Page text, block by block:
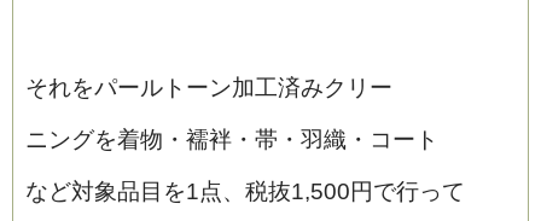
それをパールトーン加工済みクリー
ニングを着物・襦袢・帯・羽織・コート
など対象品目を1点、税抜1,500円で行って